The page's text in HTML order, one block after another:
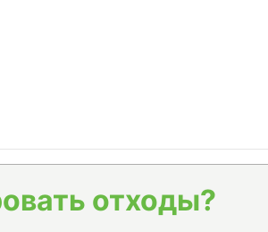
отходы?